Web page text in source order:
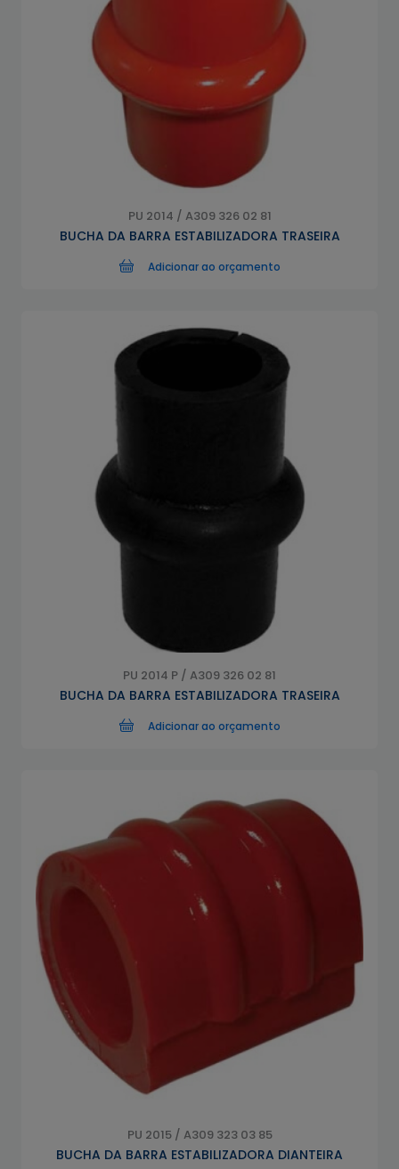
PU 2014 / A309 326 02 81
BUCHA DA BARRA ESTABILIZADORA TRASEIRA
Adicionar ao orçamento
PU 2014 P / A309 326 02 81
BUCHA DA BARRA ESTABILIZADORA TRASEIRA
Adicionar ao orçamento
PU 2015 / A309 323 03 85
BUCHA DA BARRA ESTABILIZADORA DIANTEIRA